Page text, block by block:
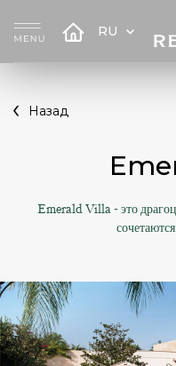
RU
Назад
Emerald Villa - это